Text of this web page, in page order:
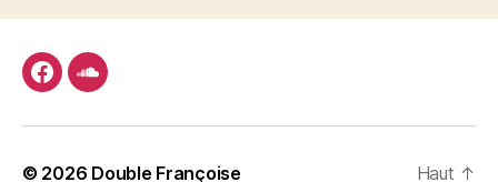
facebooksoundcloud
© 2026 Double Françoise Haut ↑